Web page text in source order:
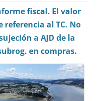
fiscal. El valor
referencia al TC. No
a AJD de la
en compras.